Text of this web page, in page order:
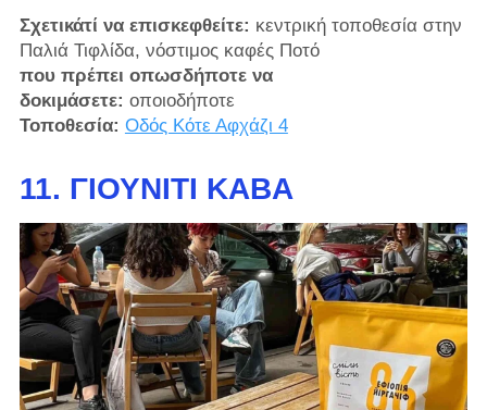
Σχετικάτί να επισκεφθείτε: κεντρική τοποθεσία στην
Παλιά Τιφλίδα, νόστιμος καφές Ποτό
που πρέπει οπωσδήποτε να
δοκιμάσετε: οποιοδήποτε
Τοποθεσία: Οδός Κότε Αφχάζι 4
11. ΓΙΟΎΝΙΤΙ ΚΆΒΑ